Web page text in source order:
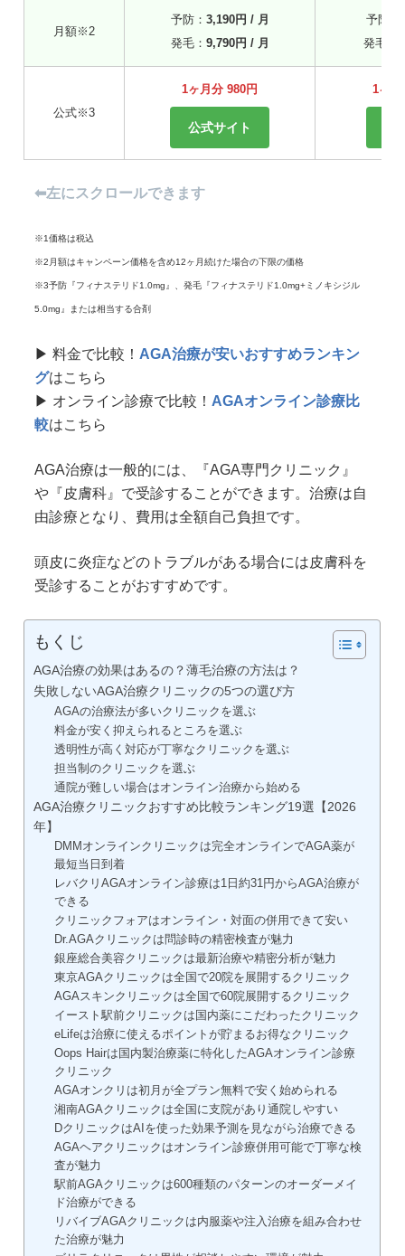
月額※2
予防： 3,190円 / 月
発毛： 9,790円 / 月
予防：
発毛：
公式※3
1ヶ月分 980円
公式サイト
1ヶ
⬅︎左にスクロールできます
※1価格は税込
※2月額はキャンペーン価格を含め12ヶ月続けた場合の下限の価格
※3予防『フィナステリド1.0mg』、発毛『フィナステリド1.0mg+ミノキシジル
5.0mg』または相当する合剤
▶︎ 料金で比較！ AGA治療が安いおすすめランキン
グはこちら
▶︎ オンライン診療で比較！ AGAオンライン診療比
較はこちら
AGA治療は一般的には、『AGA専門クリニック』
や『皮膚科』で受診することができます。治療は自
由診療となり、費用は全額自己負担です。
頭皮に炎症などのトラブルがある場合には皮膚科を
受診することがおすすめです。
もくじ
AGA治療の効果はあるの？薄毛治療の方法は？
失敗しないAGA治療クリニックの5つの選び方
AGAの治療法が多いクリニックを選ぶ
料金が安く抑えられるところを選ぶ
透明性が高く対応が丁寧なクリニックを選ぶ
担当制のクリニックを選ぶ
通院が難しい場合はオンライン治療から始める
AGA治療クリニックおすすめ比較ランキング19選【2026
年】
DMMオンラインクリニックは完全オンラインでAGA薬が
最短当日到着
レバクリAGAオンライン診療は1日約31円からAGA治療が
できる
クリニックフォアはオンライン・対面の併用できて安い
Dr.AGAクリニックは問診時の精密検査が魅力
銀座総合美容クリニックは最新治療や精密分析が魅力
東京AGAクリニックは全国で20院を展開するクリニック
AGAスキンクリニックは全国で60院展開するクリニック
イースト駅前クリニックは国内薬にこだわったクリニック
eLifeは治療に使えるポイントが貯まるお得なクリニック
Oops Hairは国内製治療薬に特化したAGAオンライン診療
クリニック
AGAオンクリは初月が全プラン無料で安く始められる
湘南AGAクリニックは全国に支院があり通院しやすい
DクリニックはAIを使った効果予測を見ながら治療できる
AGAヘアクリニックはオンライン診療併用可能で丁寧な検
査が魅力
駅前AGAクリニックは600種類のパターンのオーダーメイ
ド治療ができる
リバイブAGAクリニックは内服薬や注入治療を組み合わせ
た治療が魅力